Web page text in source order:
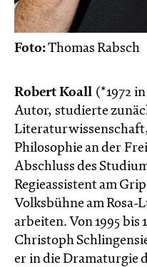
Foto:Thomas Rabsch
Robert Koall (*1972
Autor, studierte
Philosophie an der
Abschluss des
Regieassistent am
Volksbühne am Rosa-
arbeiten. Von 1995 bis
Christoph
er in die Dramaturgie